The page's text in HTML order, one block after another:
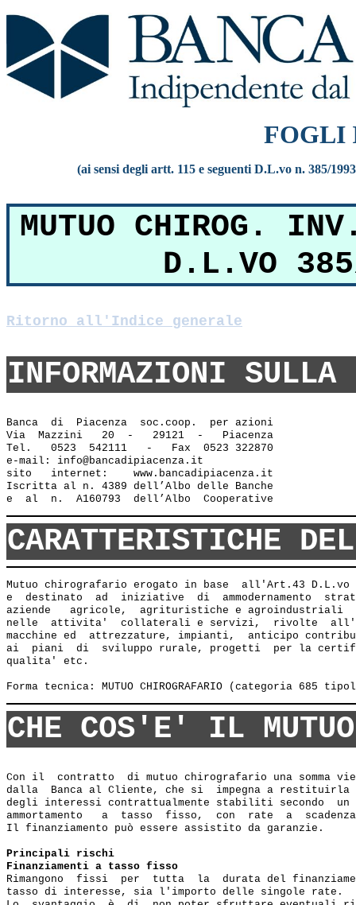
FOGLI
(ai sensi degli artt. 115 e seguenti D.L.vo n. 385/
MUTUO CHIROG.
D.L.VO
Ritorno all'Indice generale
INFORMAZIONI SULLA
Banca  di  Piacenza  soc.coop.  per azioni
Via  Mazzini   20  -   29121  -   Piacenza
Tel.   0523  542111   -   Fax  0523 322870
e-mail: info@bancadipiacenza.it
sito   internet:    www.bancadipiacenza.it
Iscritta al n. 4389 dell’Albo delle Banche
CARATTERISTICHE DEL
Mutuo chirografario erogato in base  all'Art.43 D.L.vo
e  destinato  ad  iniziative  di  ammodernamento
aziende   agricole,  agrituristiche e agroindustriali
nelle  attivita'  collaterali e servizi,  rivolte
macchine ed  attrezzature, impianti,  anticipo
ai  piani  di  sviluppo rurale, progetti  per la
qualita' etc.
CHE COS'E' IL MUTUO
Con il  contratto  di mutuo chirografario una somma
dalla  Banca al Cliente, che si  impegna a restituirla
degli interessi contrattualmente stabiliti secondo
ammortamento   a  tasso  fisso,  con  rate  a
Il finanziamento può essere assistito da garanzie.
Principali rischi
Finanziamenti a tasso fisso
Rimangono  fissi  per  tutta  la  durata del
tasso di interesse, sia l'importo delle singole rate.